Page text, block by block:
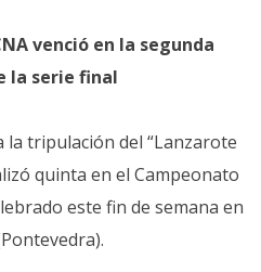
venció en la segunda
la serie final
la tripulación del “Lanzarote
quinta en el Campeonato
este fin de semana en